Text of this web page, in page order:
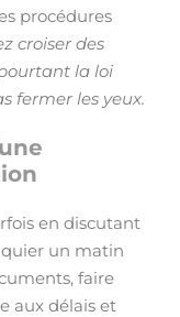
procédures
croiser des
la loi
fermer les yeux.
en discutant
un matin
faire
aux délais et